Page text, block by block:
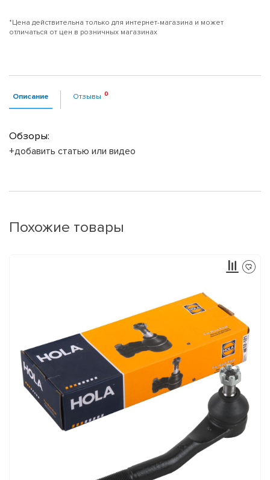
*Цена действительна только для интернет-магазина и может
отличаться от цен в розничных магазинах
Описание Отзывы
Обзоры:
+добавить статью или видео
Похожие товары